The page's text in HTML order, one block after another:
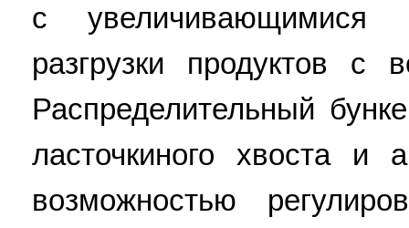
с увеличивающимися
разгрузки продуктов с
Распределительный
ласточкиного хвоста и
возможностью